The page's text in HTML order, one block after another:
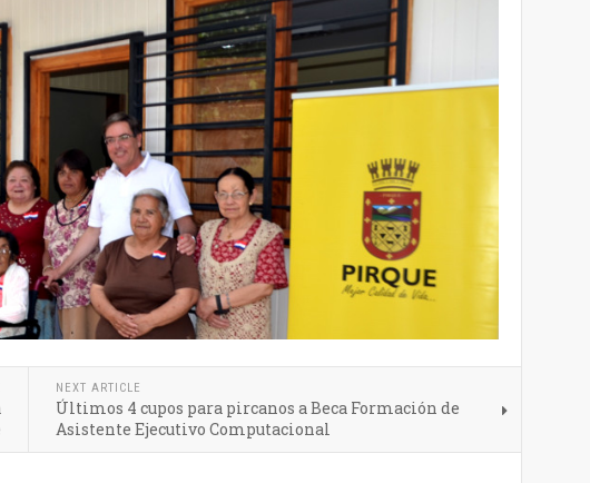
NEXT ARTICLE
Últimos 4 cupos para pircanos a Beca Formación de
Asistente Ejecutivo Computacional